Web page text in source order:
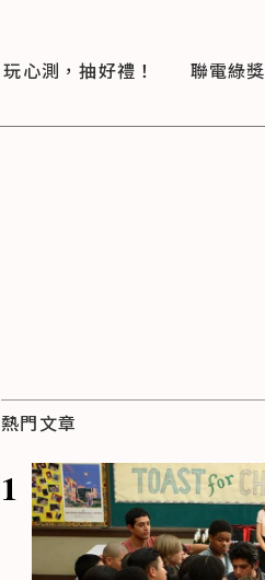
玩心測，抽好禮！ 聯電綠獎
熱門文章
1